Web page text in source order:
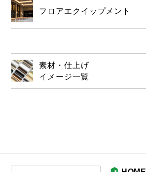
フロアエクイップメント
素材・仕上げ
イメージ一覧